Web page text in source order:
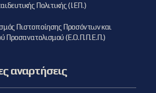
Πολιτικής (Ι.ΕΠ.)
Πιστοποίησης Προσόντων και
Προσανατολισμού (Ε.Ο.Π.Π.Ε.Π.)
αναρτήσεις